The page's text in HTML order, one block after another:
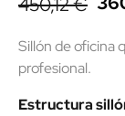
Sillón de oficina
profesional.
Estructura